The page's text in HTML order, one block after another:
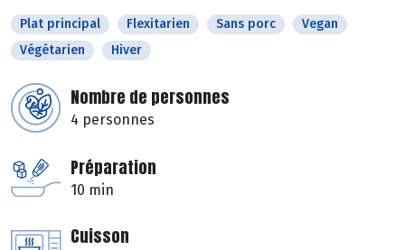
Plat principal Flexitarien Sans porc
Vegan
Végétarien
Hiver
Nombre de personnes
4 personnes
Préparation
10 min
Cuisson